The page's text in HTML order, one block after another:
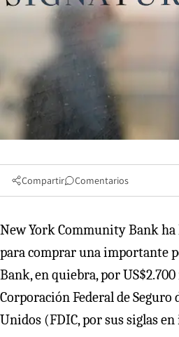
Compartir Comentarios
New York Community Bank ha
para comprar una importante
Bank, en quiebra, por
Corporación Federal de Seguro
Unidos (FDIC, por sus siglas en